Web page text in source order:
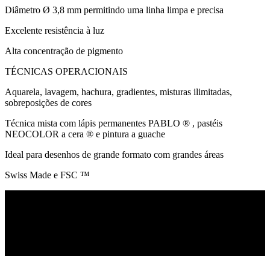
Diâmetro Ø 3,8 mm permitindo uma linha limpa e precisa
Excelente resistência à luz
Alta concentração de pigmento
TÉCNICAS OPERACIONAIS
Aquarela, lavagem, hachura, gradientes, misturas ilimitadas,
sobreposições de cores
Técnica mista com lápis permanentes PABLO ® , pastéis
NEOCOLOR a cera ® e pintura a guache
Ideal para desenhos de grande formato com grandes áreas
Swiss Made e FSC ™